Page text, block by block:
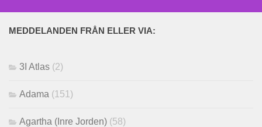
MEDDELANDEN FRÅN ELLER VIA:
3I Atlas (2)
Adama (151)
Agartha (Inre Jorden) (58)